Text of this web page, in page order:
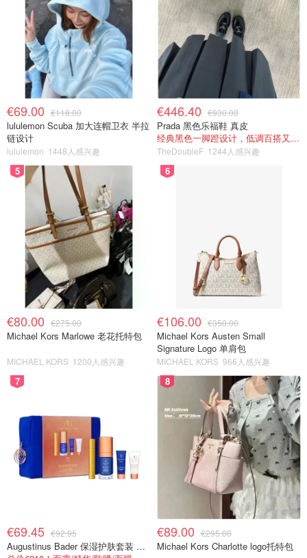
€69.00 €118.00
lululemon Scuba 加大连帽卫衣 半拉
链设计
lululemon 1448人感兴趣
€446.40 €930.00
Prada 黑色乐福鞋 真皮
经典黑色一脚蹬设计，低调百搭又高级
TheDoubleF 1244人感兴趣
5
€80.00 €275.00
Michael Kors Marlowe 老花托特包
MICHAEL KORS 1200人感兴趣
6
€106.00 €350.00
Michael Kors Austen Small
Signature Logo 单肩包
MICHAEL KORS 966人感兴趣
7
€69.45 €92.95
Augustinus Bader 保湿护肤套装 TFC8®
8
€89.00 €295.00
Michael Kors Charlotte logo托特包